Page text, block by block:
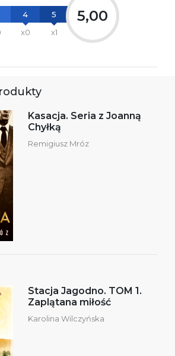
4
x0
5
x1
5,00
Kasacja. Seria z Joanną
Chyłką
Remigiusz Mróz
Stacja Jagodno. TOM 1.
Zaplątana miłość
Karolina Wilczyńska